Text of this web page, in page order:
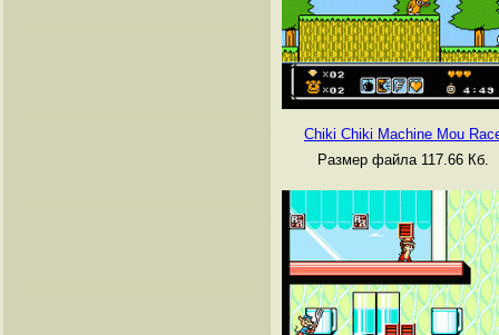
Chiki Chiki Machine Mou
Размер файла 117.66 Кб.